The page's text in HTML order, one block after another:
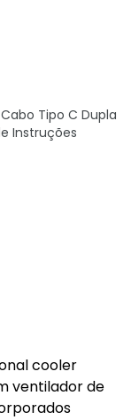
Tipo C Dupla
Instruções
cooler
ventilador de